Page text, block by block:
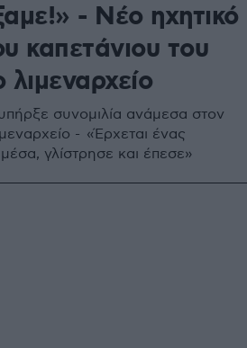
- Νέο ηχητικό
καπετάνιου του
συνομιλία ανάμεσα στον
- «Έρχεται ένας
γλίστρησε και έπεσε»